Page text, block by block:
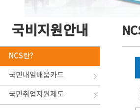
국비지원안내
NCS란?
국민내일배움카드
국민취업지원제도